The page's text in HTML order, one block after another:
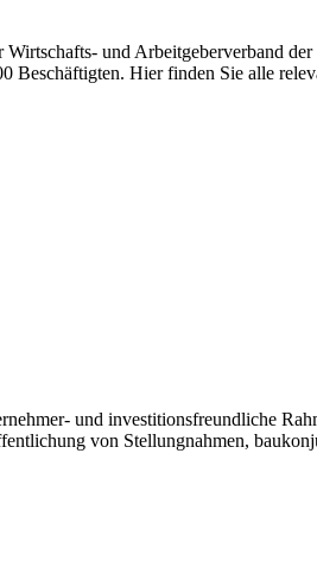
und Arbeitgeberverband
Beschäftigten. Hier finden Sie alle
und investitionsfreundliche
von Stellungnahmen,